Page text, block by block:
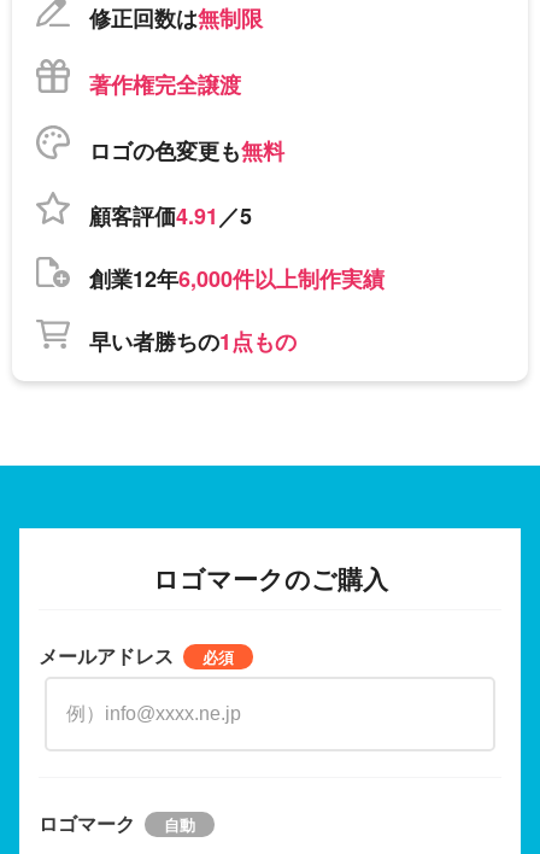
修正回数は無制限
著作権完全譲渡
ロゴの色変更も無料
顧客評価4.91／5
創業12年6,000件以上制作実績
早い者勝ちの1点もの
ロゴマークのご購入
メールアドレス
ロゴマーク